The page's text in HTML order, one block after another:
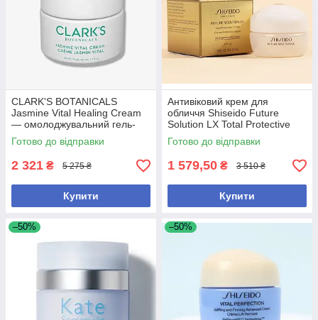
CLARK'S BOTANICALS
Jasmine Vital Healing Cream
— омолоджувальний гель-
крем для обличчя з
жасмином 50 мл
Готово до відправки
2 321 ₴ 5 275 ₴
Купити
Антивіковий крем для
обличчя Shiseido Future
Solution LX Total Protective
Cream SPF 20, 15ml
Готово до відправки
1 579,50 ₴ 3 510 ₴
Купити
–50% –50%